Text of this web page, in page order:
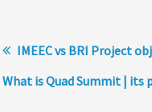
IMEEC vs BRI Project
What is Quad Summit | its